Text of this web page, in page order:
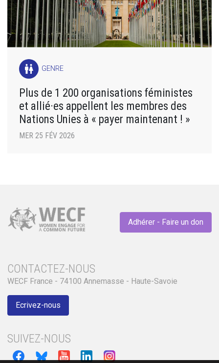
wc GENRE
Plus de 1 200 organisations féministes
et allié·es appellent les membres des
Nations Unies à « payer maintenant ! »
MER 25 FÉV 2026
Adhérer - Faire un don
CONTACTEZ-NOUS
WECF France - 74100 Annemasse - Haute-Savoie
Ecrivez-nous
SUIVEZ-NOUS